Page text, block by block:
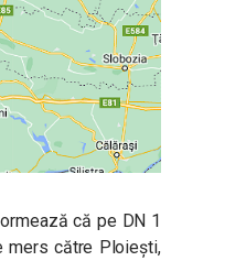
că pe DN 1
mers către Ploiești,